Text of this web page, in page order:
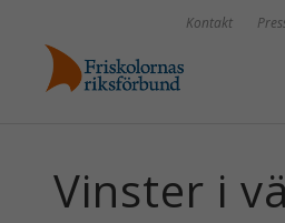
Kontakt
Vinster i